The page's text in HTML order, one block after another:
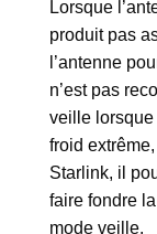
Lorsque
produit pas
l’antenne
n’est pas
veille
froid
Starlink, il
faire fondre
mode veille.